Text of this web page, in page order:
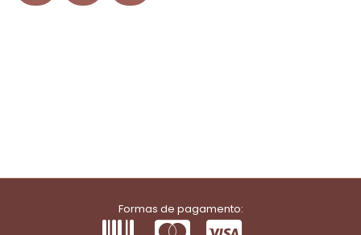
Formas de pagamento: